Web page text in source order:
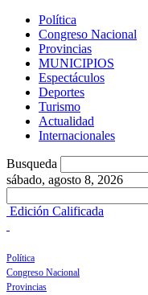
Política
Congreso Nacional
Provincias
MUNICIPIOS
Espectáculos
Deportes
Turismo
Actualidad
Internacionales
Busqueda
sábado, agosto 8, 2026
Edición Calificada
Política
Congreso Nacional
Provincias